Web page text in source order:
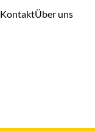
KontaktÜber uns